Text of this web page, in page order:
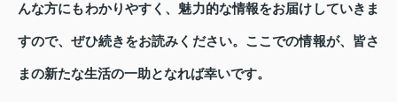
んな方にもわかりやすく、魅力的な情報をお届けしていきま
すので、ぜひ続きをお読みください。ここでの情報が、皆さ
まの新たな生活の一助となれば幸いです。